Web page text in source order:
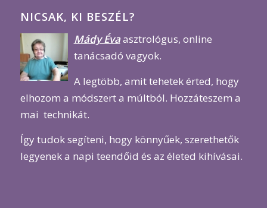
NICSAK, KI BESZÉL?
Mády Évaasztrológus, online
tanácsadó vagyok.
A legtöbb, amit tehetek érted, hogy
elhozom a módszert a múltból. Hozzáteszem a
mai technikát.
Így tudok segíteni, hogy könnyűek, szerethetők
legyenek a napi teendőid és az életed kihívásai.